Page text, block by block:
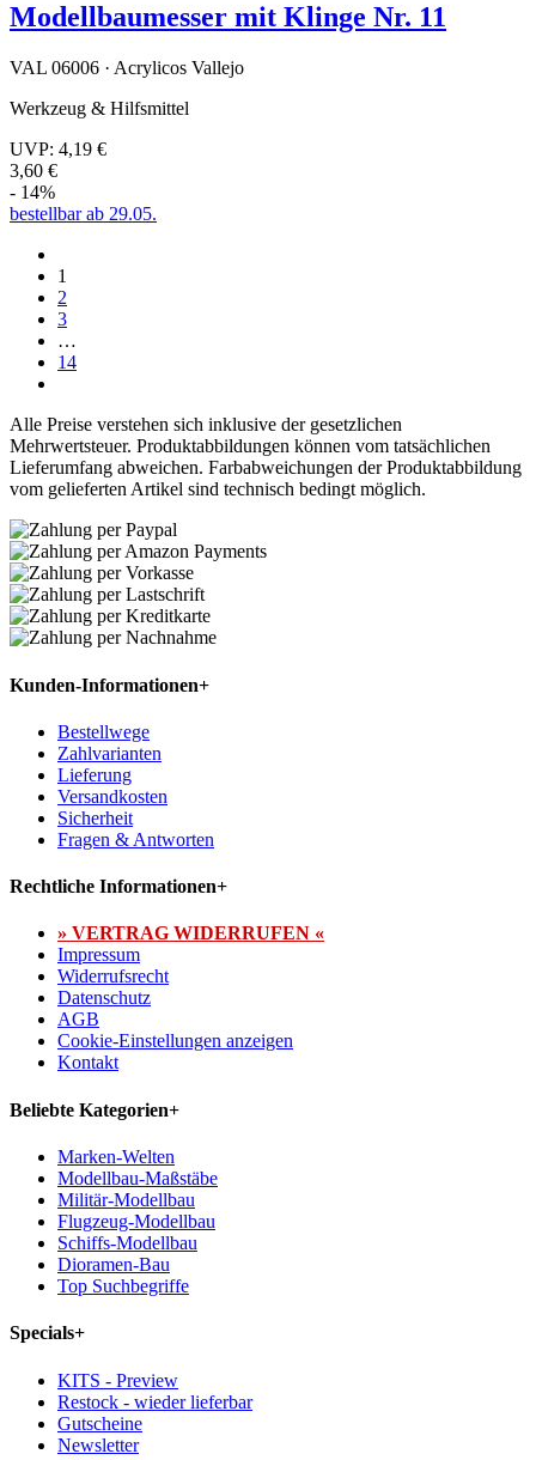
Modellbaumesser mit Klinge Nr. 11
VAL 06006 · Acrylicos Vallejo
Werkzeug & Hilfsmittel
UVP: 4,19 €
3,60 €
- 14%
bestellbar ab 29.05.
1
2
3
…
14
Alle Preise verstehen sich inklusive der gesetzlichen
Mehrwertsteuer. Produktabbildungen können vom tatsächlichen
Lieferumfang abweichen. Farbabweichungen der Produktabbildung
vom gelieferten Artikel sind technisch bedingt möglich.
Kunden-Informationen+
Bestellwege
Zahlvarianten
Lieferung
Versandkosten
Sicherheit
Fragen & Antworten
Rechtliche Informationen+
» VERTRAG WIDERRUFEN «
Impressum
Widerrufsrecht
Datenschutz
AGB
Cookie-Einstellungen anzeigen
Kontakt
Beliebte Kategorien+
Marken-Welten
Modellbau-Maßstäbe
Militär-Modellbau
Flugzeug-Modellbau
Schiffs-Modellbau
Dioramen-Bau
Top Suchbegriffe
Specials+
KITS - Preview
Restock - wieder lieferbar
Gutscheine
Newsletter